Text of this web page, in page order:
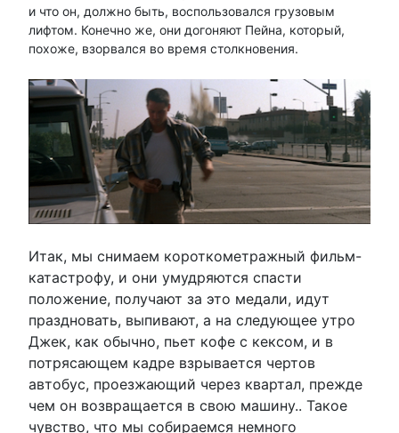
и что он, должно быть, воспользовался грузовым
лифтом. Конечно же, они догоняют Пейна, который,
похоже, взорвался во время столкновения.
Итак, мы снимаем короткометражный фильм-
катастрофу, и они умудряются спасти
положение, получают за это медали, идут
праздновать, выпивают, а на следующее утро
Джек, как обычно, пьет кофе с кексом, и в
потрясающем кадре взрывается чертов
автобус, проезжающий через квартал, прежде
чем он возвращается в свою машину.. Такое
чувство, что мы собираемся немного